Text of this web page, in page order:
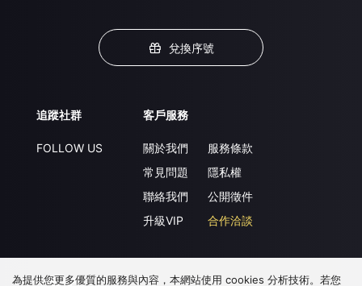
兌換序號
追蹤社群
FOLLOW US
客戶服務
關於我們
常見問題
聯絡我們
升級VIP
服務條款
隱私權
公開徵件
合作洽談
下載 APP
為提供您更多優質的服務與內容，本網站使用 cookies 分析技術。若您